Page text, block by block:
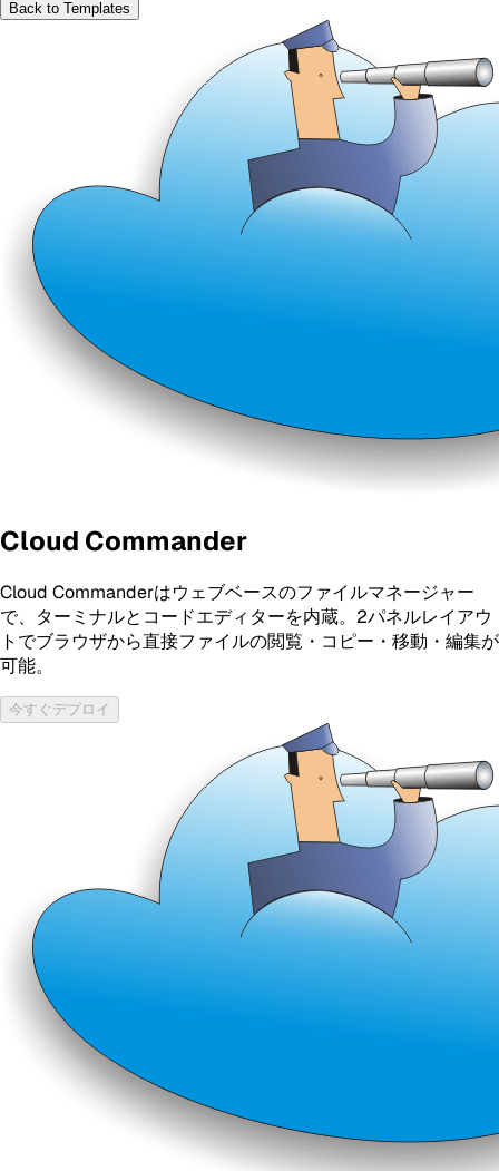
Back to Templates
Cloud Commander
Cloud Commanderはウェブベースのファイルマネージャー
で、ターミナルとコードエディターを内蔵。2パネルレイアウ
トでブラウザから直接ファイルの閲覧・コピー・移動・編集が
可能。
今すぐデプロイ